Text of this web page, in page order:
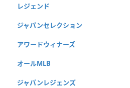
レジェンド
ジャパンセレクション
アワードウィナーズ
オールMLB
ジャパンレジェンズ